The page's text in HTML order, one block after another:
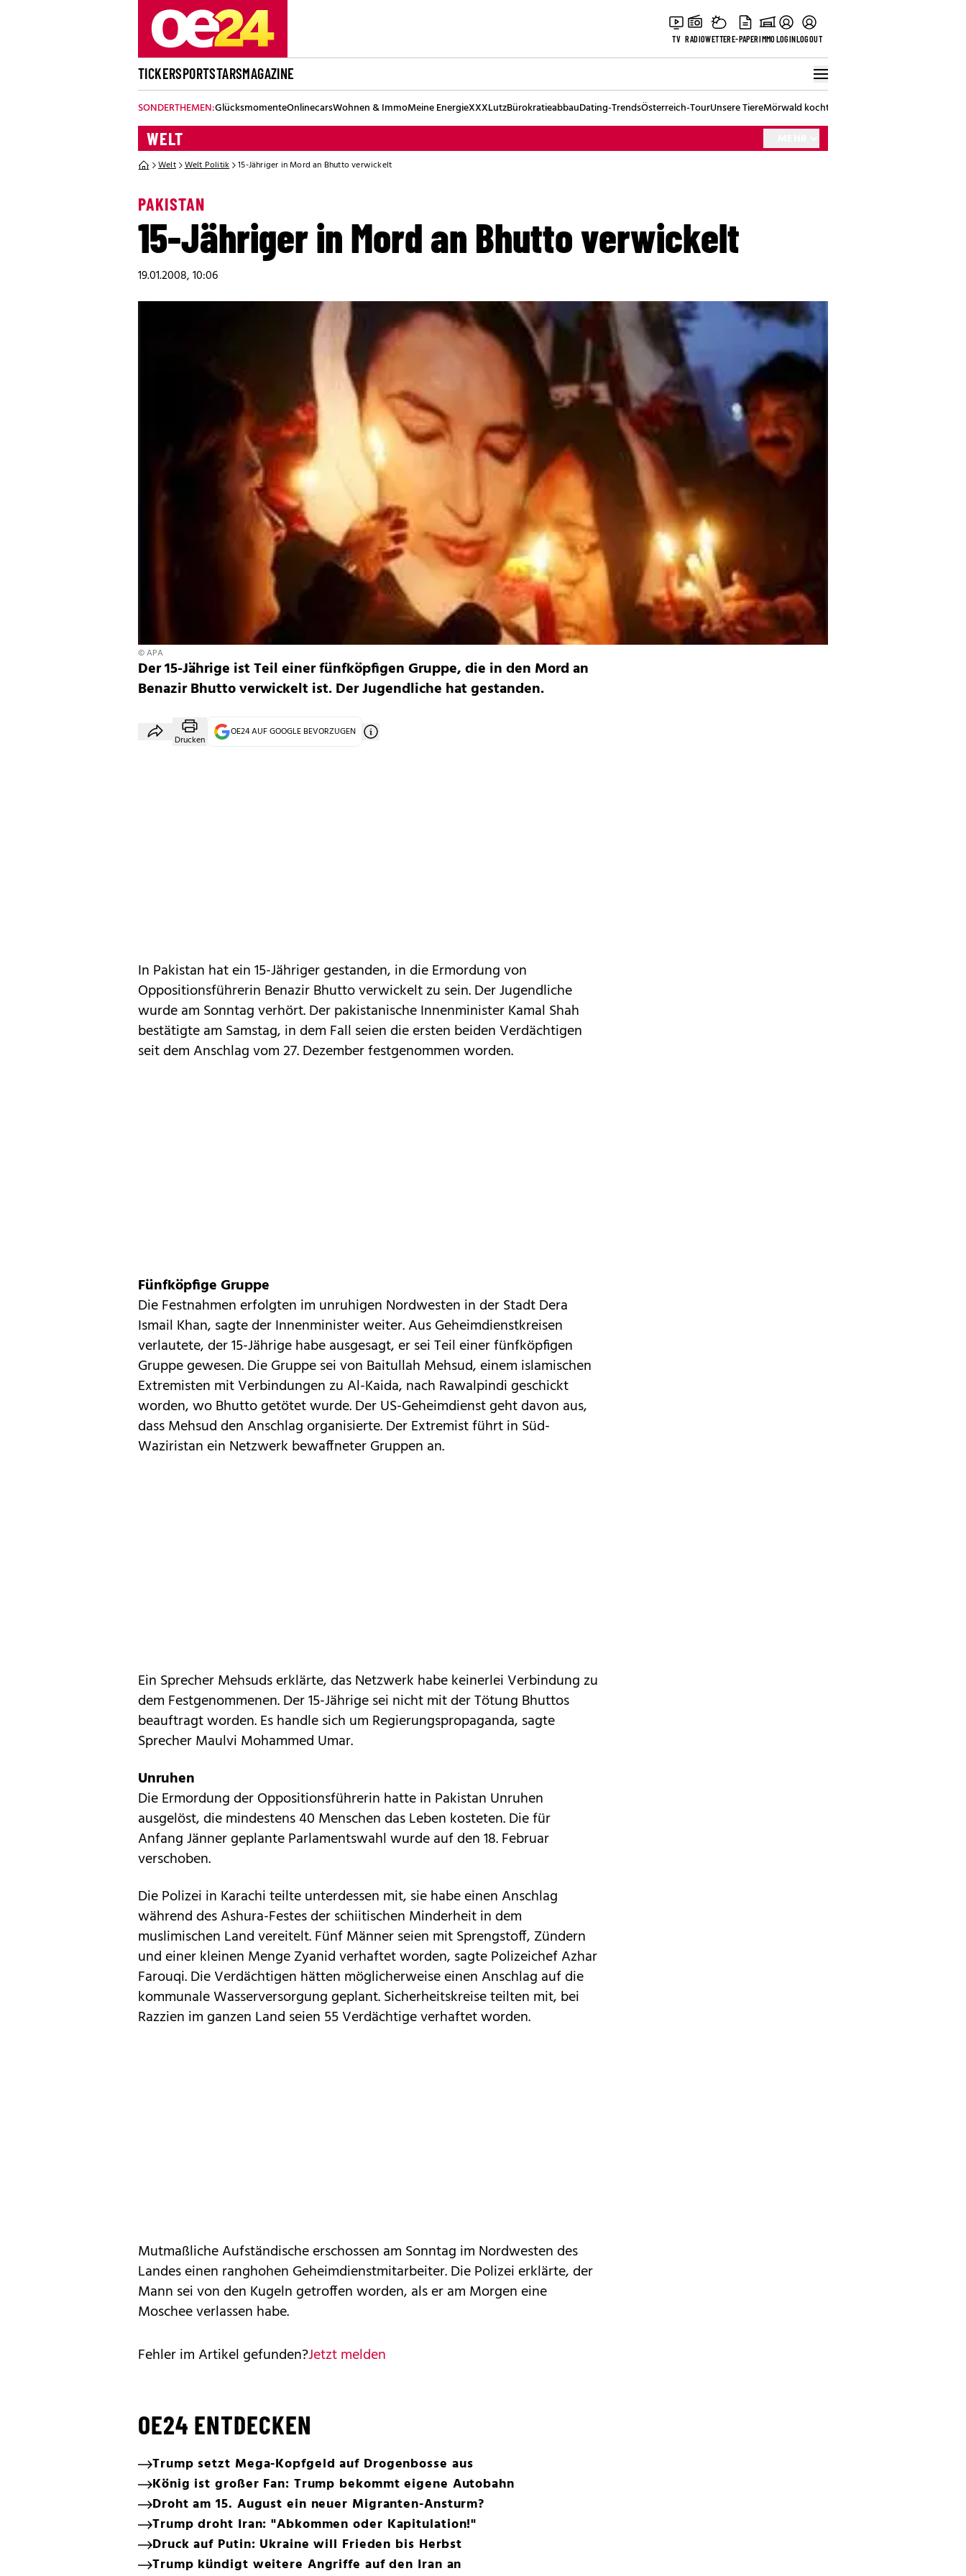
TV RADIOWETTERE-PAPERIMMOLOGINLOGOUT
TICKERSPORTSTARSMAGAZINE
SONDERTHEMEN:GlücksmomenteOnlinecarsWohnen & ImmoMeine EnergieXXXLutzBürokratieabbauDating-TrendsÖsterreich-TourUnsere TiereMörwald kocht
WELT
Welt Welt Politik 15-Jähriger in Mord an Bhutto verwickelt
PAKISTAN
15-Jähriger in Mord an Bhutto verwickelt
19.01.2008, 10:06
© APA
Der 15-Jährige ist Teil einer fünfköpfigen Gruppe, die in den Mord an
Benazir Bhutto verwickelt ist. Der Jugendliche hat gestanden.
Drucken
OE24 AUF GOOGLE BEVORZUGEN
In Pakistan hat ein 15-Jähriger gestanden, in die Ermordung von
Oppositionsführerin Benazir Bhutto verwickelt zu sein. Der Jugendliche
wurde am Sonntag verhört. Der pakistanische Innenminister Kamal Shah
bestätigte am Samstag, in dem Fall seien die ersten beiden Verdächtigen
seit dem Anschlag vom 27. Dezember festgenommen worden.
Fünfköpfige Gruppe
Die Festnahmen erfolgten im unruhigen Nordwesten in der Stadt Dera
Ismail Khan, sagte der Innenminister weiter. Aus Geheimdienstkreisen
verlautete, der 15-Jährige habe ausgesagt, er sei Teil einer fünfköpfigen
Gruppe gewesen. Die Gruppe sei von Baitullah Mehsud, einem islamischen
Extremisten mit Verbindungen zu Al-Kaida, nach Rawalpindi geschickt
worden, wo Bhutto getötet wurde. Der US-Geheimdienst geht davon aus,
dass Mehsud den Anschlag organisierte. Der Extremist führt in Süd-
Waziristan ein Netzwerk bewaffneter Gruppen an.
Ein Sprecher Mehsuds erklärte, das Netzwerk habe keinerlei Verbindung zu
dem Festgenommenen. Der 15-Jährige sei nicht mit der Tötung Bhuttos
beauftragt worden. Es handle sich um Regierungspropaganda, sagte
Sprecher Maulvi Mohammed Umar.
Unruhen
Die Ermordung der Oppositionsführerin hatte in Pakistan Unruhen
ausgelöst, die mindestens 40 Menschen das Leben kosteten. Die für
Anfang Jänner geplante Parlamentswahl wurde auf den 18. Februar
verschoben.
Die Polizei in Karachi teilte unterdessen mit, sie habe einen Anschlag
während des Ashura-Festes der schiitischen Minderheit in dem
muslimischen Land vereitelt. Fünf Männer seien mit Sprengstoff, Zündern
und einer kleinen Menge Zyanid verhaftet worden, sagte Polizeichef Azhar
Farouqi. Die Verdächtigen hätten möglicherweise einen Anschlag auf die
kommunale Wasserversorgung geplant. Sicherheitskreise teilten mit, bei
Razzien im ganzen Land seien 55 Verdächtige verhaftet worden.
Mutmaßliche Aufständische erschossen am Sonntag im Nordwesten des
Landes einen ranghohen Geheimdienstmitarbeiter. Die Polizei erklärte, der
Mann sei von den Kugeln getroffen worden, als er am Morgen eine
Moschee verlassen habe.
Fehler im Artikel gefunden?Jetzt melden
OE24 ENTDECKEN
Trump setzt Mega-Kopfgeld auf Drogenbosse aus
König ist großer Fan: Trump bekommt eigene Autobahn
Droht am 15. August ein neuer Migranten-Ansturm?
Trump droht Iran: "Abkommen oder Kapitulation!"
Druck auf Putin: Ukraine will Frieden bis Herbst
Trump kündigt weitere Angriffe auf den Iran an